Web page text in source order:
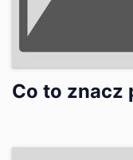
Co to znacz